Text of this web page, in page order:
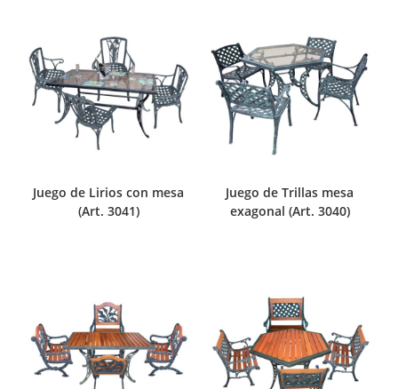
Juego de Lirios con mesa
(Art. 3041)
Juego de Trillas mesa
exagonal (Art. 3040)